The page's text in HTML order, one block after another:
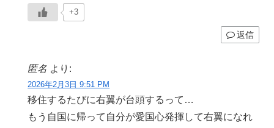
+3
返信
匿名 より:
2026年2月3日 9:51 PM
移住するたびに右翼が台頭するって…
もう自国に帰って自分が愛国心発揮して右翼になれ